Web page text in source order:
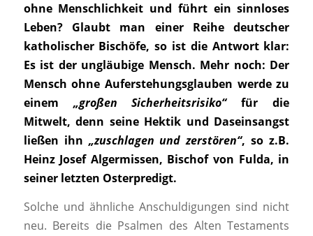
ohne Menschlichkeit und führt ein sinnloses
Leben? Glaubt man einer Reihe deutscher
katholischer Bischöfe, so ist die Antwort klar:
Es ist der ungläubige Mensch. Mehr noch: Der
Mensch ohne Auferstehungsglauben werde zu
einem„großen Sicherheitsrisiko“für die
Mitwelt, denn seine Hektik und Daseinsangst
ließen ihn„zuschlagen und zerstören“, so z.B.
Heinz Josef Algermissen, Bischof von Fulda, in
seiner letzten Osterpredigt.
Solche und ähnliche Anschuldigungen sind nicht
neu. Bereits die Psalmen des Alten Testaments